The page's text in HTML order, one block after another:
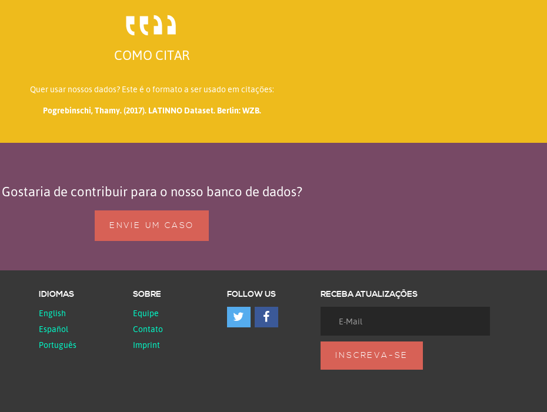
COMO CITAR
Quer usar nossos dados? Este é o formato a ser usado em citações:
Pogrebinschi, Thamy. (2017). LATINNO Dataset. Berlin: WZB.
Gostaria de contribuir para o nosso banco de dados?
ENVIE UM CASO
IDIOMAS
English
Español
Português
SOBRE
Equipe
Contato
Imprint
FOLLOW US RECEBA ATUALIZAÇÕES